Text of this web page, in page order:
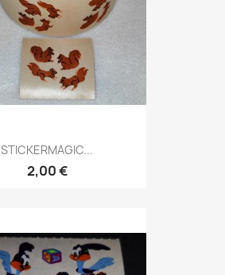
STICKERMAGIC...
2,00 €